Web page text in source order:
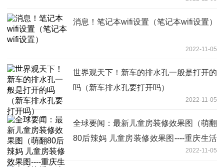
消息！笔记本wifi设置（笔记本wifi设置）
2022-11-05
世界观天下！新车的排水孔一般是打开的
吗（新车排水孔要打开吗）
2022-11-05
全球要闻：最新儿童房装修效果图（萌翻
80后辣妈 儿童房装修效果图----重庆生活
2022-11-05